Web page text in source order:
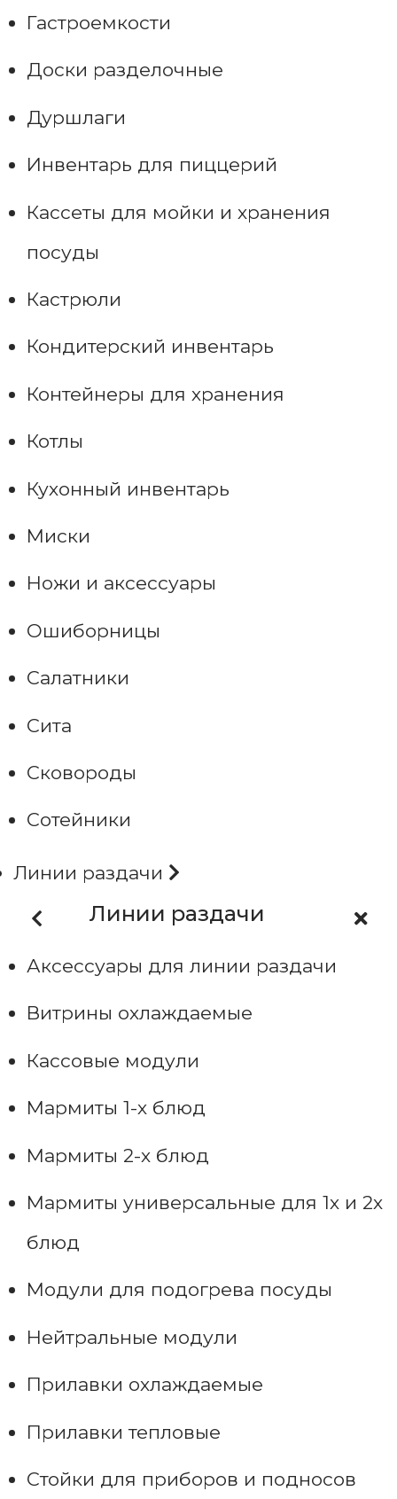
Гастроемкости
Доски разделочные
Дуршлаги
Инвентарь для пиццерий
Кассеты для мойки и хранения
посуды
Кастрюли
Кондитерский инвентарь
Контейнеры для хранения
Котлы
Кухонный инвентарь
Миски
Ножи и аксессуары
Ошиборницы
Салатники
Сита
Сковороды
Сотейники
Линии раздачи
Линии раздачи
Аксессуары для линии раздачи
Витрины охлаждаемые
Кассовые модули
Мармиты 1-х блюд
Мармиты 2-х блюд
Мармиты универсальные для 1х и 2х
блюд
Модули для подогрева посуды
Нейтральные модули
Прилавки охлаждаемые
Прилавки тепловые
Стойки для приборов и подносов